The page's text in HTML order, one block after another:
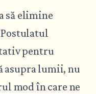
să elimine
pentru
asupra lumii, nu
mod în care ne